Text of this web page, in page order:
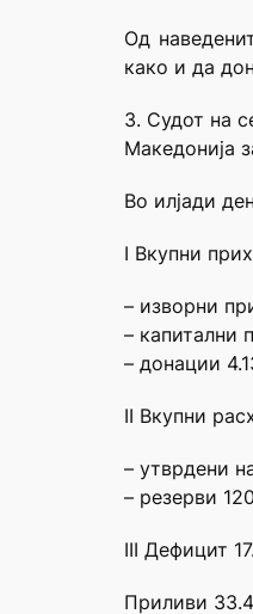
Од
како и да
3. Судот на
Македонија
Во илјади
I Вкупни
– изворни
– капитални
– донации
II Вкупни
– утврдени
– резерви
III Дефицит
Приливи